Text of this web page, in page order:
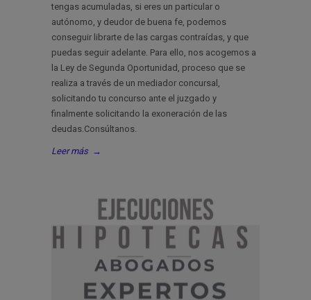
tengas acumuladas, si eres un particular o
autónomo, y deudor de buena fe, podemos
conseguir librarte de las cargas contraídas, y que
puedas seguir adelante. Para ello, nos acogemos a
la Ley de Segunda Oportunidad, proceso que se
realiza a través de un mediador concursal,
solicitando tu concurso ante el juzgado y
finalmente solicitando la exoneración de las
deudas.Consúltanos.
Leer más →